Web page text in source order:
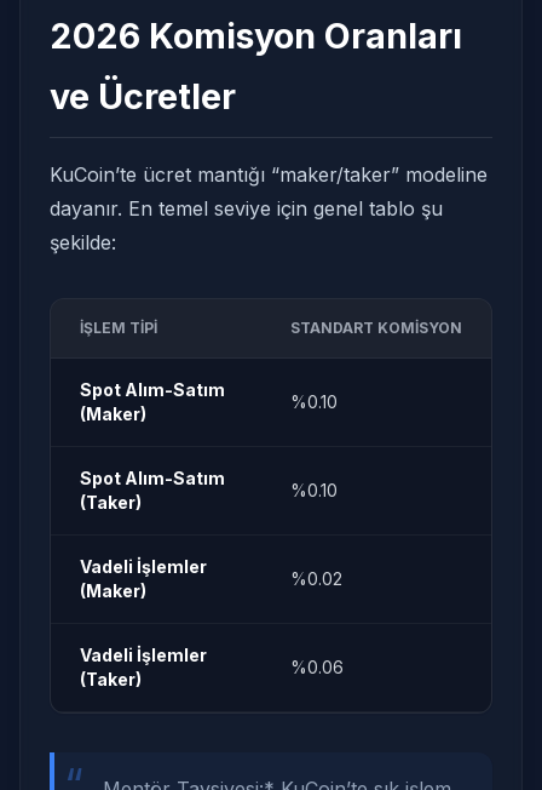
2026 Komisyon Oranları
ve Ücretler
KuCoin’te ücret mantığı “maker/taker” modeline
dayanır. En temel seviye için genel tablo şu
şekilde:
İŞLEM TIPI STANDART KOMISYON
Spot Alım-Satım
(Maker)
%0.10
Spot Alım-Satım
(Taker)
%0.10
Vadeli İşlemler
(Maker)
%0.02
Vadeli İşlemler
(Taker)
%0.06